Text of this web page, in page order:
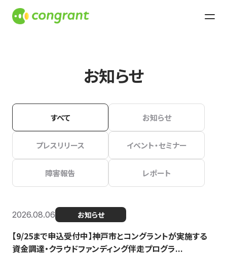
お知らせ
すべて お知らせ
プレスリリース イベント・セミナー
障害報告 レポート
2026.08.06 お知らせ
【9/25まで申込受付中】神戸市とコングラントが実施する
資金調達・クラウドファンディング伴走プログラ...